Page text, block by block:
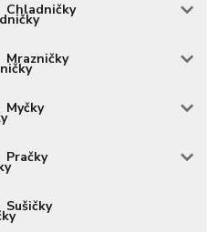
Chladničky
Mrazničky
Myčky
Pračky
Sušičky